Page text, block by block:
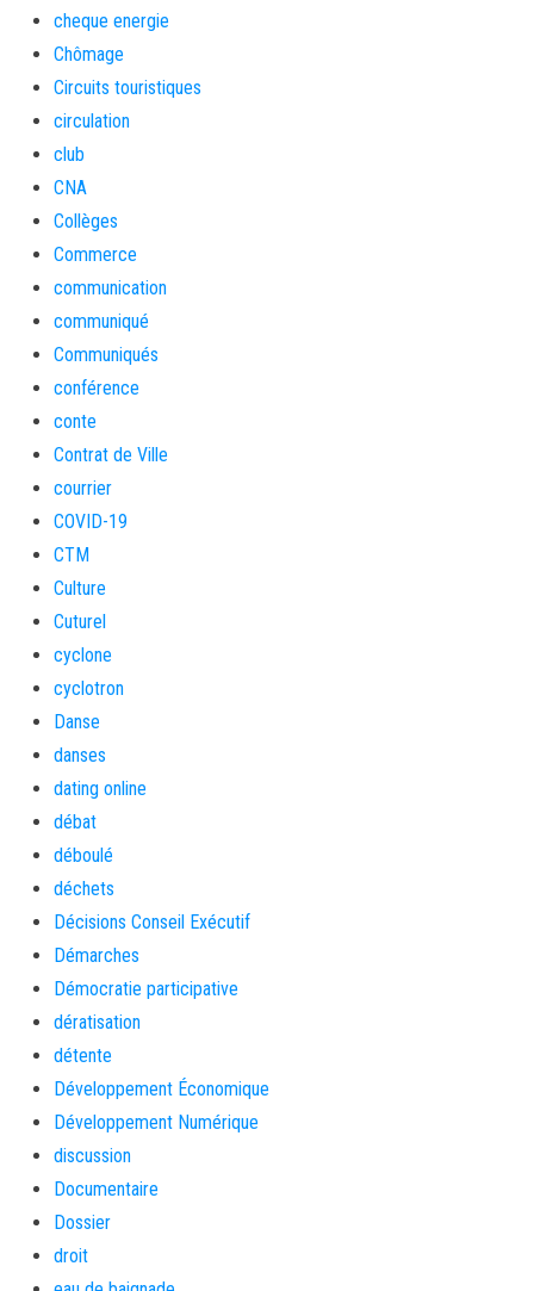
cheque energie
Chômage
Circuits touristiques
circulation
club
CNA
Collèges
Commerce
communication
communiqué
Communiqués
conférence
conte
Contrat de Ville
courrier
COVID-19
CTM
Culture
Cuturel
cyclone
cyclotron
Danse
danses
dating online
débat
déboulé
déchets
Décisions Conseil Exécutif
Démarches
Démocratie participative
dératisation
détente
Développement Économique
Développement Numérique
discussion
Documentaire
Dossier
droit